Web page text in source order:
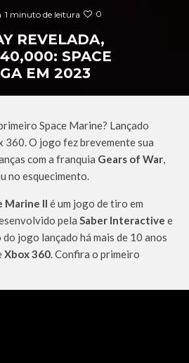
1 minuto de leitura 0
REVELADA,
SPACE
EM 2023
Space Marine? Lançado
O jogo fez brevemente sua
com a franquia Gears of War,
no esquecimento.
Marine II é um jogo de tiro em
pela Saber Interactive e
jogo lançado há mais de 10 anos
Xbox 360. Confira o primeiro